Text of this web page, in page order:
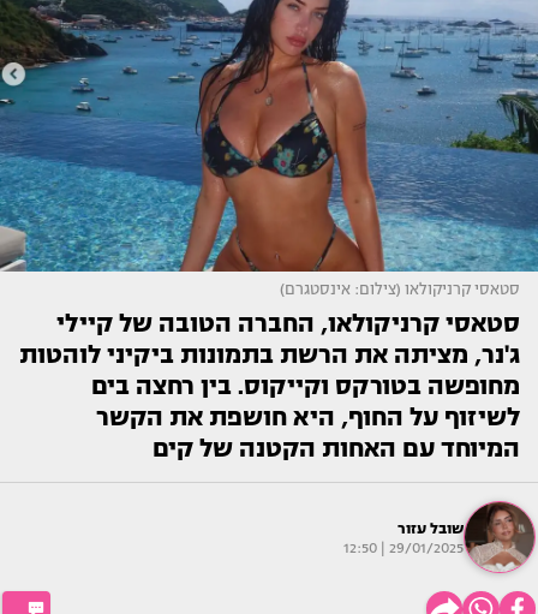
סטאסי קרניקולאו (צילום: אינסטגרם)
סטאסי קרניקולאו, החברה הטובה של קיילי
ג'נר, מציתה את הרשת בתמונות ביקיני לוהטות
מחופשה בטורקס וקייקוס. בין רחצה בים
לשיזוף על החוף, היא חושפת את הקשר
המיוחד עם האחות הקטנה של קים
שובל עזור
29/01/2025 | 12:50